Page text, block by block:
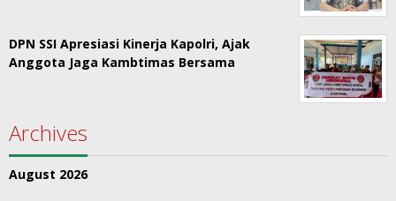
DPN SSI Apresiasi Kinerja Kapolri, Ajak
Anggota Jaga Kambtimas Bersama
Archives
August 2026